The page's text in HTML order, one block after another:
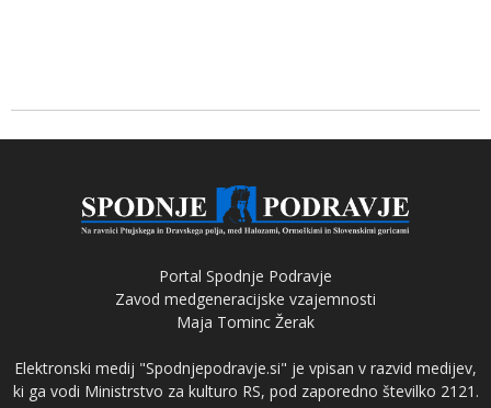
Portal Spodnje Podravje
Zavod medgeneracijske vzajemnosti
Maja Tominc Žerak
Elektronski medij "Spodnjepodravje.si" je vpisan v razvid medijev,
ki ga vodi Ministrstvo za kulturo RS, pod zaporedno številko 2121.